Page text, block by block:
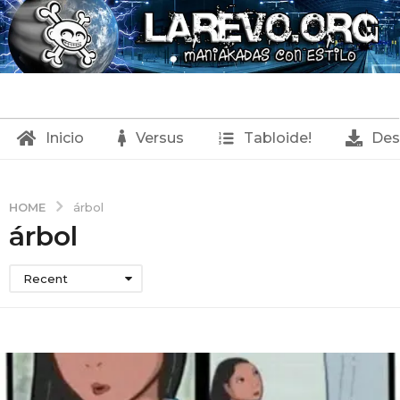
Inicio Versus Tabloide!
HOME árbol
árbol
Recent